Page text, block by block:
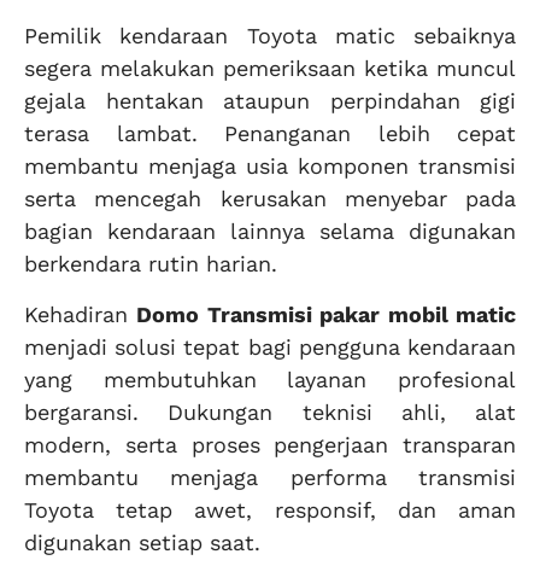
Pemilik kendaraan Toyota matic sebaiknya
segera melakukan pemeriksaan ketika muncul
gejala hentakan ataupun perpindahan gigi
terasa lambat. Penanganan lebih cepat
membantu menjaga usia komponen transmisi
serta mencegah kerusakan menyebar pada
bagian kendaraan lainnya selama digunakan
berkendara rutin harian.
Kehadiran Domo Transmisi pakar mobil matic
menjadi solusi tepat bagi pengguna kendaraan
yang membutuhkan layanan profesional
bergaransi. Dukungan teknisi ahli, alat
modern, serta proses pengerjaan transparan
membantu menjaga performa transmisi
Toyota tetap awet, responsif, dan aman
digunakan setiap saat.